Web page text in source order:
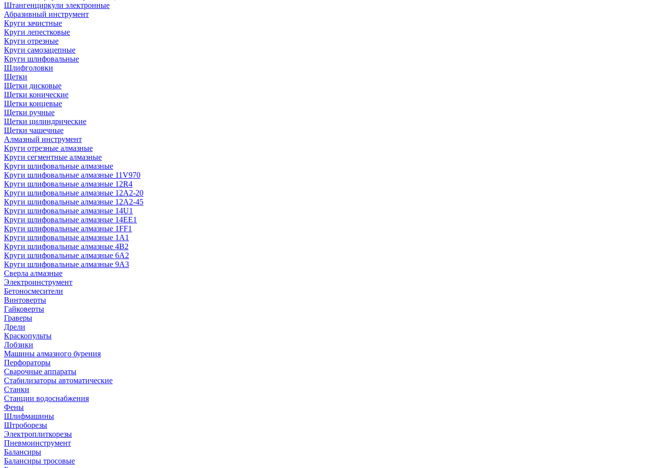
Штангенциркули электронные
Абразивный инструмент
Круги зачистные
Круги лепестковые
Круги отрезные
Круги самозацепные
Круги шлифовальные
Шлифголовки
Щетки
Щетки дисковые
Щетки конические
Щетки концевые
Щетки ручные
Щетки цилиндрические
Щетки чашечные
Алмазный инструмент
Круги отрезные алмазные
Круги сегментные алмазные
Круги шлифовальные алмазные
Круги шлифовальные алмазные 11V970
Круги шлифовальные алмазные 12R4
Круги шлифовальные алмазные 12А2-20
Круги шлифовальные алмазные 12А2-45
Круги шлифовальные алмазные 14U1
Круги шлифовальные алмазные 14ЕЕ1
Круги шлифовальные алмазные 1FF1
Круги шлифовальные алмазные 1А1
Круги шлифовальные алмазные 4В2
Круги шлифовальные алмазные 6A2
Круги шлифовальные алмазные 9А3
Сверла алмазные
Электроинструмент
Бетоносмесители
Винтоверты
Гайковерты
Граверы
Дрели
Краскопульты
Лобзики
Машины алмазного бурения
Перфораторы
Сварочные аппараты
Стабилизаторы автоматические
Станки
Станции водоснабжения
Фены
Шлифмашины
Штроборезы
Электроплиткорезы
Пневмоинструмент
Балансиры
Балансиры тросовые